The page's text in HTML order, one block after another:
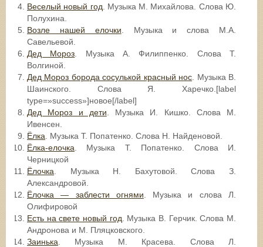
Веселый новый год . Музыка М. Михайлова. Слова Ю.
Полухина.
Возле нашей елочки . Музыка и слова М.А.
Савельевой.
Дед Мороз . Музыка А. Филиппенко. Слова Т.
Волгиной.
Дед Мороз борода сосулькой красный нос . Музыка В.
Шаинского. Слова Я. Харечко.[label
type=»success»]новое[/label]
Дед Мороз и дети . Музыка И. Кишко. Слова М.
Ивенсен.
Ёлка . Музыка Т. Попатенко. Слова Н. Найденовой.
Ёлка-елочка . Музыка Т. Попатенко. Слова И.
Черницкой
Ёлочка . Музыка Н. Бахутовой. Слова З.
Александровой.
Ёлочка — заблести огнями . Музыка и слова Л.
Олифировой
Есть на свете новый год . Музыка В. Герчик. Слова М.
Андронова и М. Пляцковского.
Заинька . Музыка М. Красева. Слова Л.